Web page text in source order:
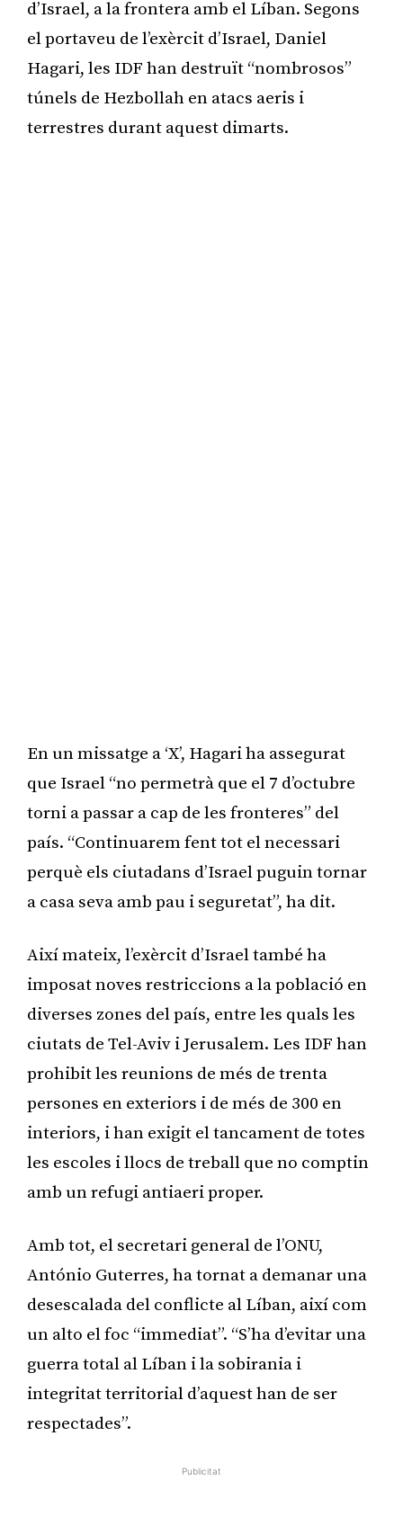
d’Israel, a la frontera amb el Líban. Segons
el portaveu de l’exèrcit d’Israel, Daniel
Hagari, les IDF han destruït “nombrosos”
túnels de Hezbollah en atacs aeris i
terrestres durant aquest dimarts.
En un missatge a ‘X’, Hagari ha assegurat
que Israel “no permetrà que el 7 d’octubre
torni a passar a cap de les fronteres” del
país. “Continuarem fent tot el necessari
perquè els ciutadans d’Israel puguin tornar
a casa seva amb pau i seguretat”, ha dit.
Així mateix, l’exèrcit d’Israel també ha
imposat noves restriccions a la població en
diverses zones del país, entre les quals les
ciutats de Tel-Aviv i Jerusalem. Les IDF han
prohibit les reunions de més de trenta
persones en exteriors i de més de 300 en
interiors, i han exigit el tancament de totes
les escoles i llocs de treball que no comptin
amb un refugi antiaeri proper.
Amb tot, el secretari general de l’ONU,
António Guterres, ha tornat a demanar una
desescalada del conflicte al Líban, així com
un alto el foc “immediat”. “S’ha d’evitar una
guerra total al Líban i la sobirania i
integritat territorial d’aquest han de ser
respectades”.
Publicitat